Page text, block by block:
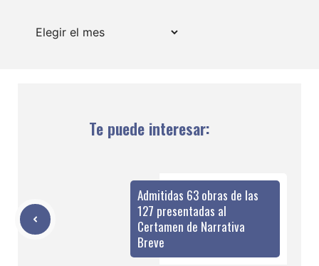
Archivos
Te puede interesar:
Admitidas 63 obras de las
127 presentadas al
Certamen de Narrativa
Breve